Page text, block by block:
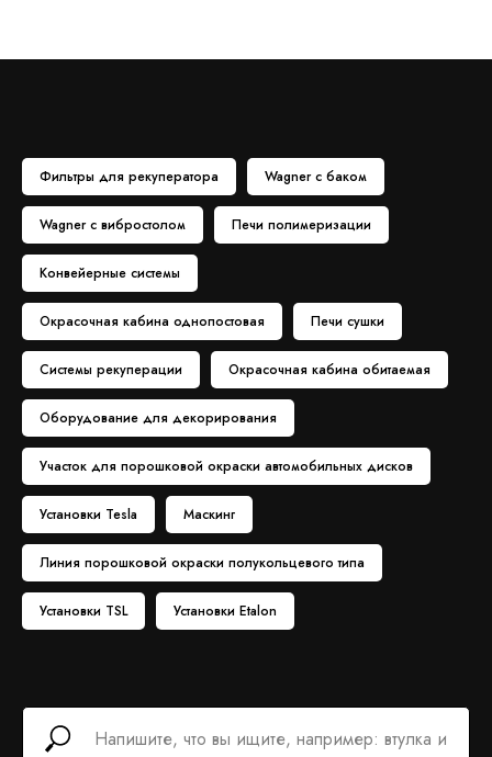
Фильтры для рекуператора Wagner с баком
Wagner с вибростолом Печи полимеризации
Конвейерные системы
Окрасочная кабина однопостовая Печи сушки
Системы рекуперации Окрасочная кабина обитаемая
Оборудование для декорирования
Участок для порошковой окраски автомобильных дисков
Установки Tesla Маскинг
Линия порошковой окраски полукольцевого типа
Установки TSL Установки Etalon